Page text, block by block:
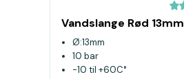
Vandslange Rød 13mm
Ø:13mm
10 bar
-10 til +60C°